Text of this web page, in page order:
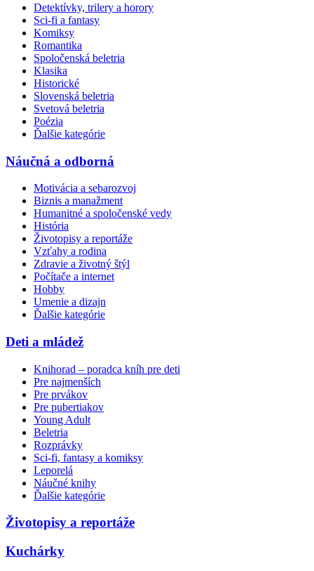
Detektívky, trilery a horory
Sci-fi a fantasy
Komiksy
Romantika
Spoločenská beletria
Klasika
Historické
Slovenská beletria
Svetová beletria
Poézia
Ďalšie kategórie
Náučná a odborná
Motivácia a sebarozvoj
Biznis a manažment
Humanitné a spoločenské vedy
História
Životopisy a reportáže
Vzťahy a rodina
Zdravie a životný štýl
Počítače a internet
Hobby
Umenie a dizajn
Ďalšie kategórie
Deti a mládež
Knihorad – poradca kníh pre deti
Pre najmenších
Pre prvákov
Pre pubertiakov
Young Adult
Beletria
Rozprávky
Sci-fi, fantasy a komiksy
Leporelá
Náučné knihy
Ďalšie kategórie
Životopisy a reportáže
Kuchárky